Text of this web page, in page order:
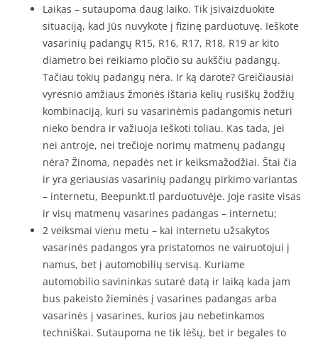
Laikas – sutaupoma daug laiko. Tik įsivaizduokite
situaciją, kad Jūs nuvykote į fizinę parduotuvę. Ieškote
vasarinių padangų R15, R16, R17, R18, R19 ar kito
diametro bei reikiamo pločio su aukščiu padangų.
Tačiau tokių padangų nėra. Ir ką darote? Greičiausiai
vyresnio amžiaus žmonės ištaria kelių rusiškų žodžių
kombinaciją, kuri su vasarinėmis padangomis neturi
nieko bendra ir važiuoja ieškoti toliau. Kas tada, jei
nei antroje, nei trečioje norimų matmenų padangų
nėra? Žinoma, nepadės net ir keiksmažodžiai. Štai čia
ir yra geriausias vasarinių padangų pirkimo variantas
– internetu, Beepunkt.tl parduotuvėje. Joje rasite visas
ir visų matmenų vasarines padangas – internetu;
2 veiksmai vienu metu – kai internetu užsakytos
vasarinės padangos yra pristatomos ne vairuotojui į
namus, bet į automobilių servisą. Kuriame
automobilio savininkas sutarė datą ir laiką kada jam
bus pakeisto žieminės į vasarines padangas arba
vasarinės į vasarines, kurios jau nebetinkamos
techniškai. Sutaupoma ne tik lėšų, bet ir begales to